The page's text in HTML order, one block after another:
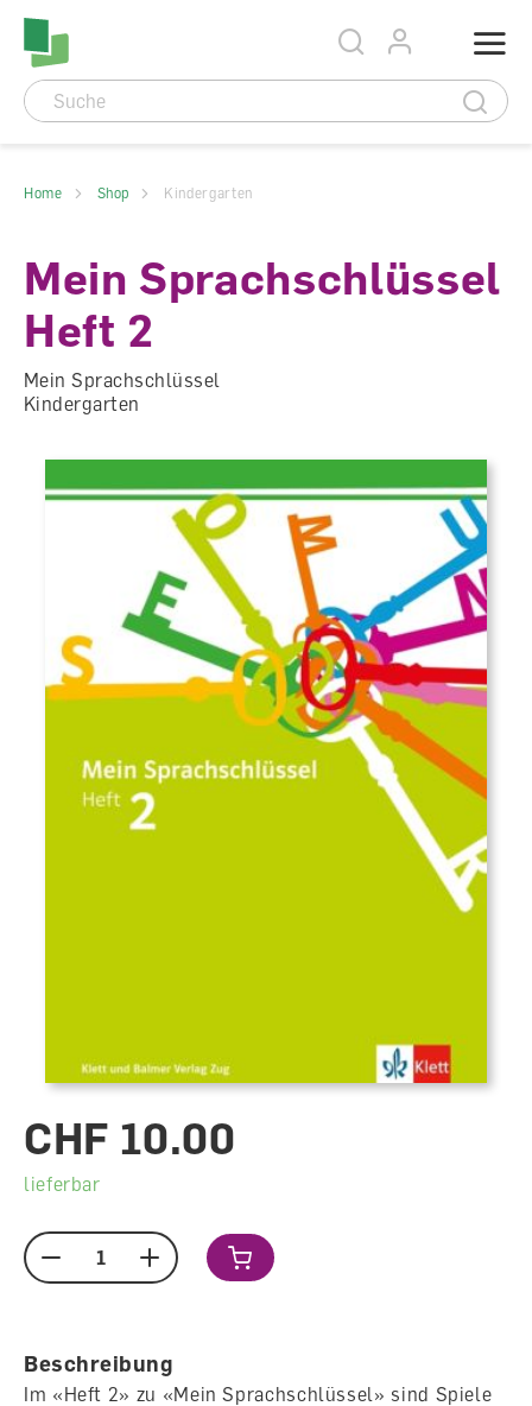
Accesskey Navigation
Seitenanfang
Direkt
Hauptnavigation
Direkt
zum
Hauptinhalt
Direkt
zum
Direkt
Home Shop Kindergarten
Mein Sprachschlüssel
Heft 2
Mein Sprachschlüssel
Kindergarten
CHF 10.00
lieferbar
Menge
Beschreibung
Im «Heft 2» zu «Mein Sprachschlüssel» sind Spiele